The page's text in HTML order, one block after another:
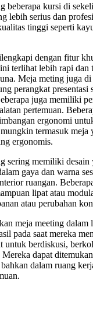
beberapa kursi di
lebih serius dan
tinggi seperti
dengan fitur
terlihat lebih rapi dan
Meja meting juga
perangkat presentasi
juga memiliki
pertemuan.
ergonomi
termasuk meja
ergonomis.
sering memiliki desain
gaya dan warna
ruangan.
lipat atau
atau perubahan
meja meeting dalam
pada saat mereka
untuk berdiskusi,
dapat
dalam ruang